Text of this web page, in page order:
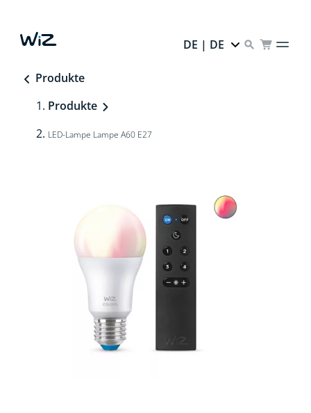
DE | DE
Produkte
Produkte
LED-Lampe Lampe A60 E27